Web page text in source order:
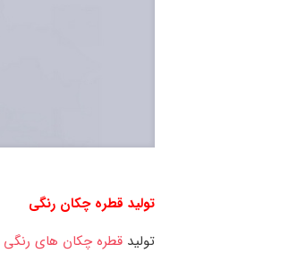
تولید قطره چکان رنگی
تولیدقطره چکان‌ های رنگی